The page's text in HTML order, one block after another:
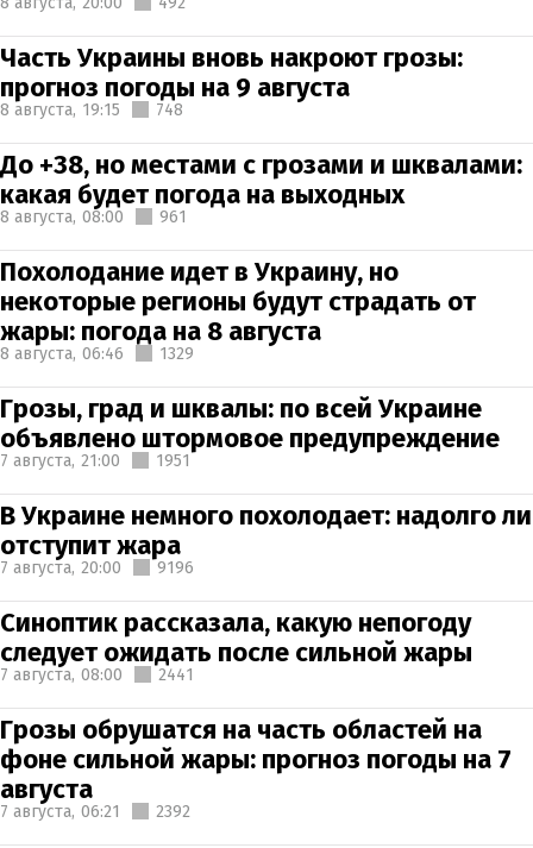
Часть Украины вновь накроют грозы:
прогноз погоды на 9 августа
8 августа, 19:15 748
До +38, но местами с грозами и шквалами:
какая будет погода на выходных
8 августа, 08:00 961
Похолодание идет в Украину, но
некоторые регионы будут страдать от
жары: погода на 8 августа
8 августа, 06:46 1329
Грозы, град и шквалы: по всей Украине
объявлено штормовое предупреждение
7 августа, 21:00 1951
В Украине немного похолодает: надолго ли
отступит жара
7 августа, 20:00 9196
Синоптик рассказала, какую непогоду
следует ожидать после сильной жары
7 августа, 08:00 2441
Грозы обрушатся на часть областей на
фоне сильной жары: прогноз погоды на 7
августа
7 августа, 06:21 2392